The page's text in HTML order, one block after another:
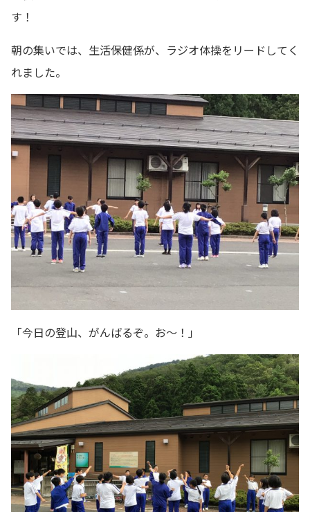
す！
朝の集いでは、生活保健係が、ラジオ体操をリードしてく
れました。
「今日の登山、がんばるぞ。お～！」